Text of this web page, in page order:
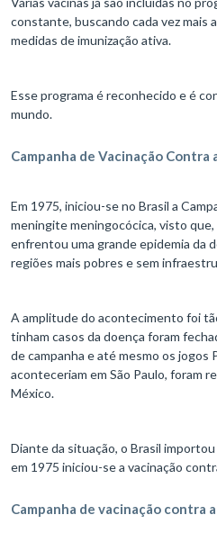
constante, buscando cada vez mais
medidas de imunização ativa.
Esse programa é reconhecido e é
mundo.
Campanha de Vacinação
Em 1975, iniciou-se no Brasil a
meningite meningocócica, visto que,
enfrentou uma grande epidemia da
regiões mais pobres e sem
A amplitude do acontecimento foi
tinham casos da doença foram
de campanha e até mesmo os jogos
aconteceriam em São Paulo, foram
México.
Diante da situação, o Brasil
em 1975 iniciou-se a vacinação
Campanha de vacinação contra